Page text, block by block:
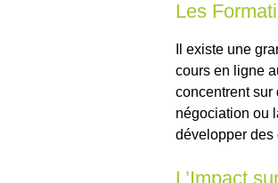
Les
Il existe une
cours en ligne
concentrent sur
négociation ou
développer des
L’Impact